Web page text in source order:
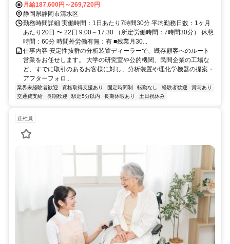
月給187,600円～269,720円
静岡県静岡市清水区
勤務時間詳細 実働時間：1日あたり7時間30分 平均勤務日数：1ヶ月
あたり20日 〜 22日 9:00～17:30 （所定労働時間：7時間30分） 休憩
時間：60分 時間外労働有無：有 ■残業月30...
仕事内容 安定性抜群の分析装置ディーラーで、既存顧客へのルート
営業をお任せします。 大学の研究室や公的機関、民間企業の工場な
ど、すでに取引のあるお客様に対し、分析装置や理化学機器の提案・
アフターフォロ...
業界未経験者歓迎 資格取得支援あり 固定時間制 転勤なし 経験者歓迎
賞与あり
交通費支給
長期歓迎 駅近5分以内 長期休暇あり 土日祝休み
正社員